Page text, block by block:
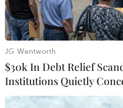
JG Wentworth
$30k In Debt Relief
Institutions Quietly